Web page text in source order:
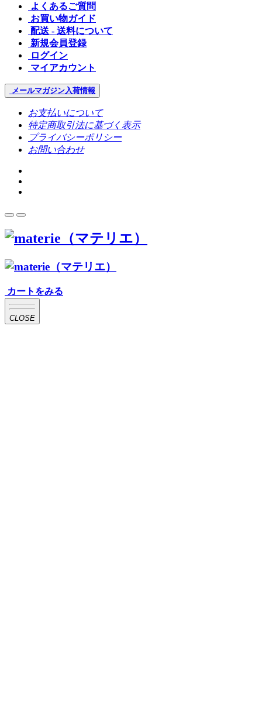
よくあるご質問
お買い物ガイド
配送 - 送料について
新規会員登録
ログイン
マイアカウント
メールマガジン入荷情報
お支払いについて
特定商取引法に基づく表示
プライバシーポリシー
お問い合わせ
カートをみる
CLOSE